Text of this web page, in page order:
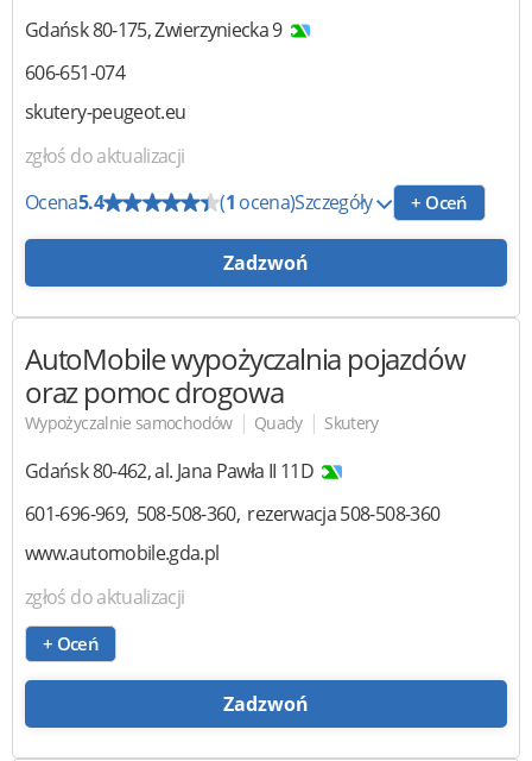
Gdańsk80-175,Zwierzyniecka 9
606-651-074
skutery-peugeot.eu
zgłoś do aktualizacji
Ocena5.4 (1 ocena)Szczegóły + Oceń
Zadzwoń
AutoMobilewypożyczalnia pojazdów
oraz pomoc drogowa
Wypożyczalnie samochodów | Quady | Skutery
Gdańsk80-462,al. Jana Pawła II 11D
601-696-969 508-508-360 rezerwacja 508-508-360
www.automobile.gda.pl
zgłoś do aktualizacji
+ Oceń
Zadzwoń